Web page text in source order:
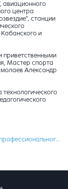
авиационного
центра
станции
и
приветственными
Мастер спорта
Александр
#кафедра_технологического_образования_и_профессионального_обучения